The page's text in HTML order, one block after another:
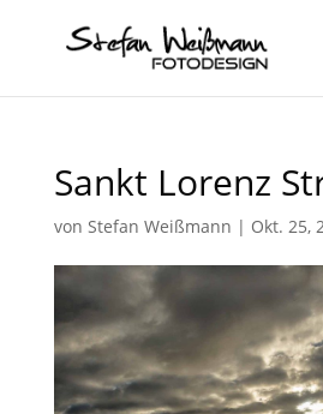
Sankt Lorenz
von Stefan Weißmann | Okt. 25,